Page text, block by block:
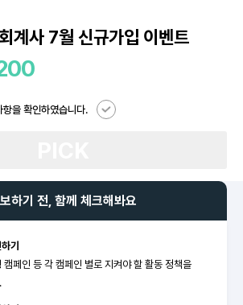
계사 7월 신규가입 이벤트
을 확인하였습니다.
하기 전, 함께 체크해봐요
기
캠페인 등 각 캠페인 별로 지켜야 할 활동 정책을